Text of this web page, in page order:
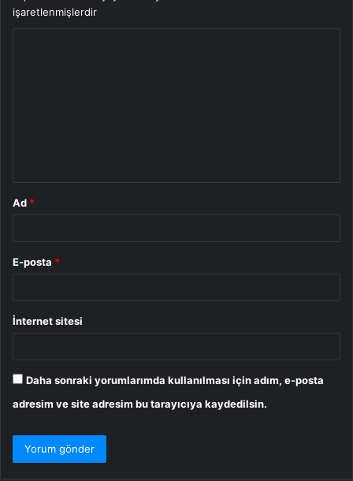
işaretlenmişlerdir
Ad *
E-posta *
İnternet sitesi
Daha sonraki yorumlarımda kullanılması için adım, e-posta
adresim ve site adresim bu tarayıcıya kaydedilsin.